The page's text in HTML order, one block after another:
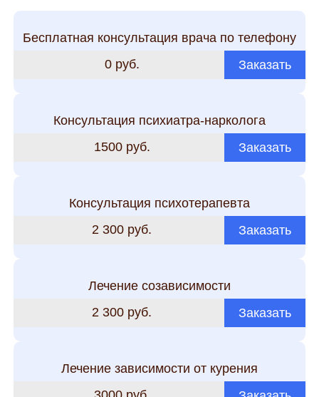
Бесплатная консультация врача по телефону
0 руб.
Заказать
Консультация психиатра-нарколога
1500 руб.
Заказать
Консультация психотерапевта
2 300 руб.
Заказать
Лечение созависимости
2 300 руб.
Заказать
Лечение зависимости от курения